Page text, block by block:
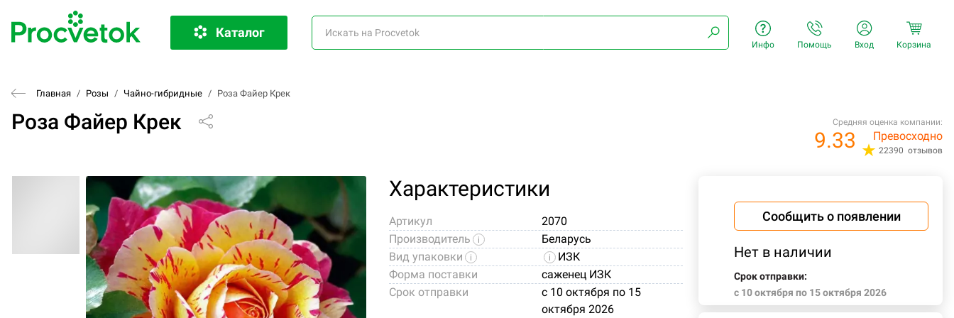
Каталог
Инфо Помощь Вход Корзина
Главная / Розы / Чайно-гибридные / Роза Файер Крек
Роза Файер Крек Средняя оценка компании:
9.33 Превосходно
22390 отзывов
Характеристики
Артикул
2070
Производитель
Беларусь
Вид упаковки
ИЗК
Форма поставки
саженец ИЗК
Срок отправки
c 10 октября по 15
октября 2026
Сообщить о появлении
Нет в наличии
Срок отправки:
c 10 октября по 15 октября 2026